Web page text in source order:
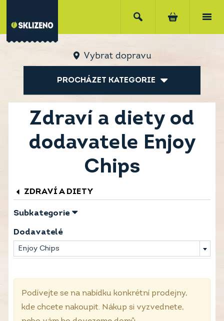
Vybrat dopravu
PROCHÁZET KATEGORIE
Zdraví a diety od
dodavatele Enjoy
Chips
ZDRAVÍ A DIETY
Subkategorie
Dodavatelé
Enjoy Chips
Podívejte se na nabídku konkrétní prodejny,
kde chcete nakoupit. Nákup si vyzvednete,